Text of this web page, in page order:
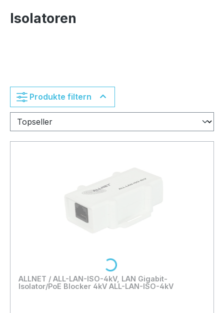
Isolatoren
Produkte filtern
ALLNET / ALL-LAN-ISO-4kV, LAN Gigabit-
Isolator/PoE Blocker 4kV ALL-LAN-ISO-4kV
Loading...